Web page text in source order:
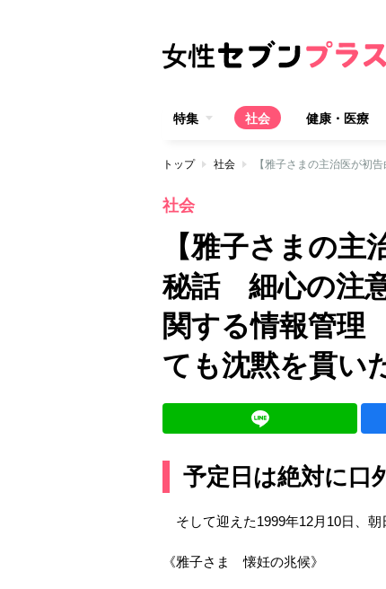
特集 社会 健康・医療
トップ 社会
社会
【雅子さまの
秘話 細心の注
関する情報管
ても沈黙を貫い
予定日は絶対に口
そして迎えた1999年12月10日、朝
《雅子さま 懐妊の兆候》